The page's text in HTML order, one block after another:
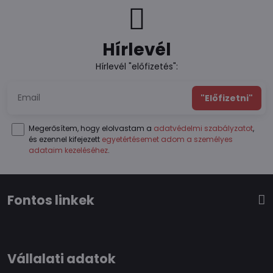
Hírlevél
Hírlevél "előfizetés":
"Előfizetni"
Megerősítem, hogy elolvastam a adatvédelmi szabályzatot,
és ezennel kifejezett egyetértésemet adom a személyes
adataim kezeléséhez.
Fontos linkek
Vállalati adatok